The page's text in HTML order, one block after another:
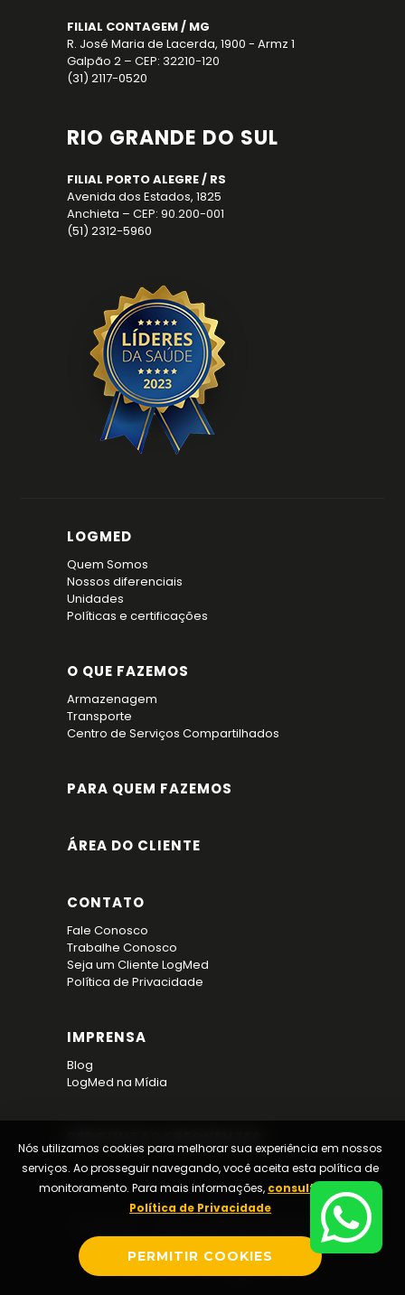
FILIAL CONTAGEM / MG
R. José Maria de Lacerda, 1900 - Armz 1
Galpão 2 – CEP: 32210-120
(31) 2117-0520
RIO GRANDE DO SUL
FILIAL PORTO ALEGRE / RS
Avenida dos Estados, 1825
Anchieta – CEP: 90.200-001
(51) 2312-5960
LOGMED
Quem Somos
Nossos diferenciais
Unidades
Políticas e certificações
O QUE FAZEMOS
Armazenagem
Transporte
Centro de Serviços Compartilhados
PARA QUEM FAZEMOS
ÁREA DO CLIENTE
CONTATO
Fale Conosco
Trabalhe Conosco
Seja um Cliente LogMed
Política de Privacidade
IMPRENSA
Blog
LogMed na Mídia
© Logmed · Todos os direitos reservados.
Nós utilizamos cookies para melhorar sua experiência em nossos
serviços. Ao prosseguir navegando, você aceita esta política de
monitoramento. Para mais informações, consulte nossa
Política de Privacidade
PERMITIR COOKIES